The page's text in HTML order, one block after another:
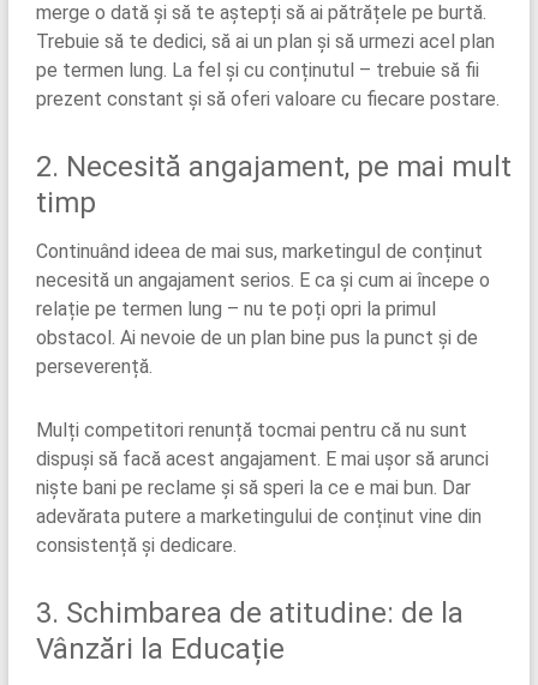
merge o dată și să te aștepți să ai pătrățele pe burtă.
Trebuie să te dedici, să ai un plan și să urmezi acel plan
pe termen lung. La fel și cu conținutul – trebuie să fii
prezent constant și să oferi valoare cu fiecare postare.
2. Necesită angajament, pe mai mult
timp
Continuând ideea de mai sus, marketingul de conținut
necesită un angajament serios. E ca și cum ai începe o
relație pe termen lung – nu te poți opri la primul
obstacol. Ai nevoie de un plan bine pus la punct și de
perseverență.
Mulți competitori renunță tocmai pentru că nu sunt
dispuși să facă acest angajament. E mai ușor să arunci
niște bani pe reclame și să speri la ce e mai bun. Dar
adevărata putere a marketingului de conținut vine din
consistență și dedicare.
3. Schimbarea de atitudine: de la
Vânzări la Educație